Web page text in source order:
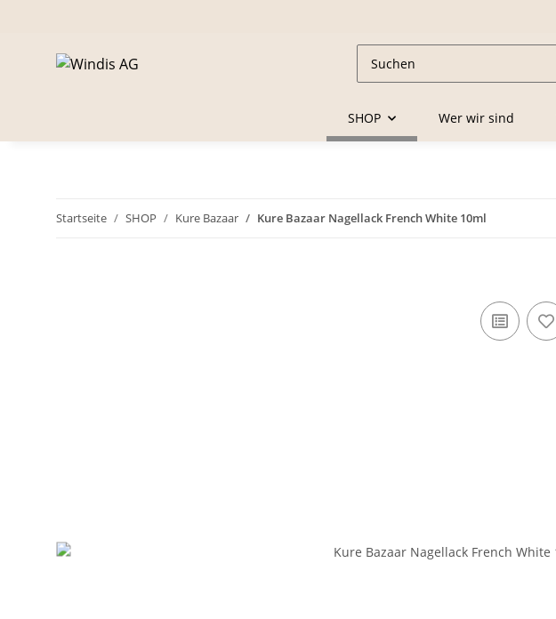
SHOP Wer wir sind
Startseite SHOP Kure Bazaar Kure Bazaar Nagellack French White 10ml